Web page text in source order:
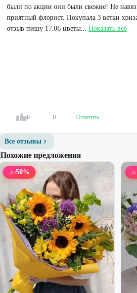
Набирает высоту
Сборная коробка
были по акции они были свежие! Не
приятный флорист. Покупала 3 ветки
отзыв пишу 17.06 цветы... Показать всё
0 0 Ответить
Все отзывы
Похожие предложения
ДО50%